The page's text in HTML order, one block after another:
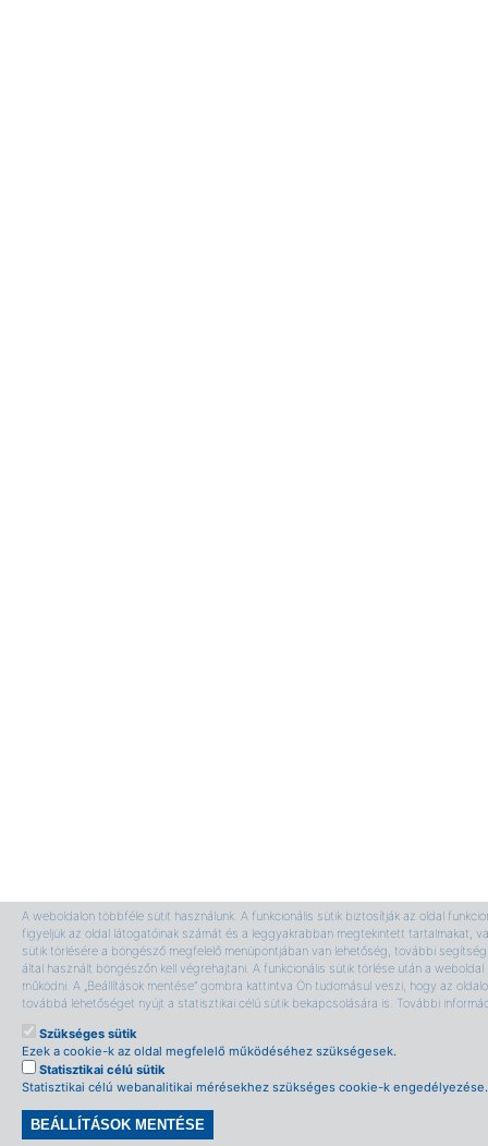
A weboldalon többféle sütit használunk. A funkcionális sütik biztosítják az oldal
figyeljük az oldal látogatóinak számát és a leggyakrabban megtekintett tartalmakat,
sütik törlésére a böngésző megfelelő menüpontjában van lehetőség, további
által használt böngészőn kell végrehajtani. A funkcionális sütik törlése után a
működni. A „Beállítások mentése” gombra kattintva Ön tudomásul veszi, hogy az
továbbá lehetőséget nyújt a statisztikai célú sütik bekapcsolására is. További
Szükséges sütik
Ezek a cookie-k az oldal megfelelő működéséhez szükségesek.
Statisztikai célú sütik
Statisztikai célú webanalitikai mérésekhez szükséges cookie-k engedélyezése.
BEÁLLÍTÁSOK MENTÉSE